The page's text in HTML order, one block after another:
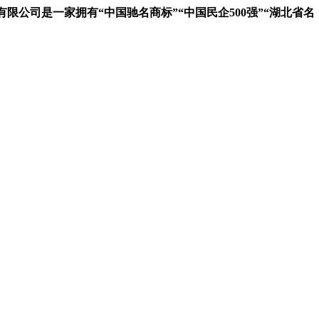
司是一家拥有“中国驰名商标”“中国民企500强”“湖北省名